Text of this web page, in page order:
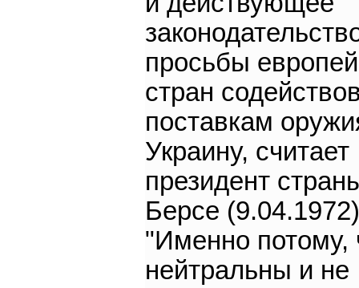
просьбы
стран
поставкам
Украину, считает
президент
Берсе
"Именно потому,
нейтральны и не